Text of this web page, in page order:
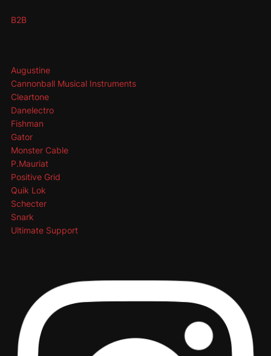
B2B
Augustine
Cannonball Musical Instruments
Cleartone
Danelectro
Fishman
Gator
Monster Cable
P.Mauriat
Positive Grid
Quik Lok
Schecter
Snark
Ultimate Support